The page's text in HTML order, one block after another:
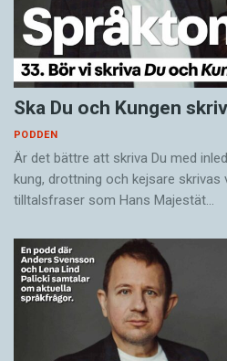
Ska Du och Kungen
PODDEN
Är det bättre att skriva Du med
kung, drottning och kejsare
tilltalsfraser som Hans Majestät…